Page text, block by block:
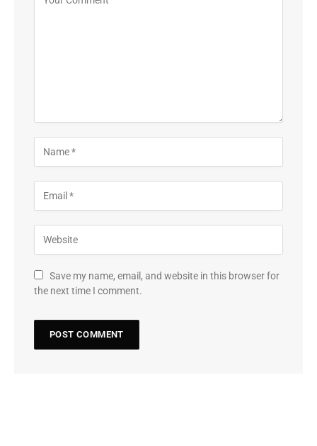
Save my name, email, and website in this browser for
the next time I comment.